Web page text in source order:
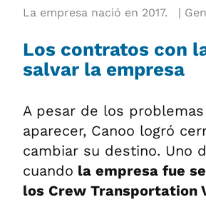
La empresa nació en 2017.
Los contratos con
salvar la empresa
A pesar de los
aparecer, Canoo logró
cambiar su destino. Uno
cuando la empresa fue
los Crew Transportation